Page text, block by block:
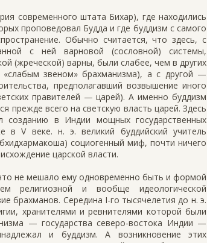
современного штата Бихар), где находились
проповедовал Будда и где буддизм с самого
Обычно считается, что здесь, с
с ней варновой (сословной) системы,
(жреческой) варны, были слабее, чем в других
звеном» брахманизма), а с другой —
предполагавший возвышение иного
правителей — царей). А именно буддизм
прежде всего на светскую власть царей. Здесь
в Индии мощных государственных
V веке. н. э. великий буддийский учитель
социогенный миф, почти ничего
царской власти.
не мешало ему одновременно быть и формой
религиозной и вообще идеологической
брахманов. Середина I-го тысячелетия до н. э.
хранителями и ревнителями которой были
— государства северо-востока Индии —
и буддизм. А возникновение этих